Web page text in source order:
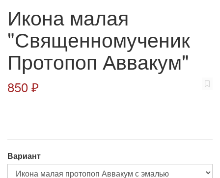
Икона малая
"Священномученик
Протопоп Аввакум"
850 ₽
Вариант